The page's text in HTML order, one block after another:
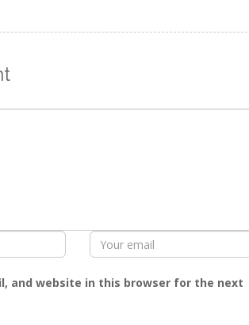
and website in this browser for the next